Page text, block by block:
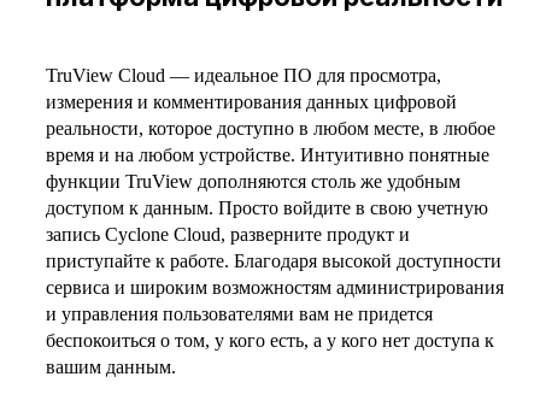
TruView Cloud — идеальное ПО для просмотра,
измерения и комментирования данных цифровой
реальности, которое доступно в любом месте, в любое
время и на любом устройстве. Интуитивно понятные
функции TruView дополняются столь же удобным
доступом к данным. Просто войдите в свою учетную
запись Cyclone Cloud, разверните продукт и
приступайте к работе. Благодаря высокой доступности
сервиса и широким возможностям администрирования
и управления пользователями вам не придется
беспокоиться о том, у кого есть, а у кого нет доступа к
вашим данным.